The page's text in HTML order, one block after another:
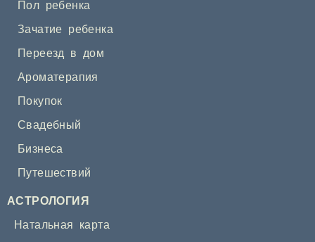
Пол ребенка
Зачатие ребенка
Переезд в дом
Ароматерапия
Покупок
Свадебный
Бизнеса
Путешествий
АСТРОЛОГИЯ
Натальная карта